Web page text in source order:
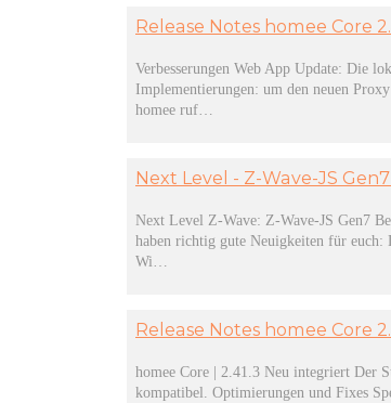
Release Notes homee Core
Verbesserungen Web App Update: Die
Implementierungen: um den neuen
homee ruf…
Next Level - Z-Wave-JS
Next Level Z-Wave: Z-Wave-JS Gen7
haben richtig gute Neuigkeiten für euch:
Wi…
Release Notes homee Core
homee Core | 2.41.3 Neu integriert Der
kompatibel. Optimierungen und Fixes